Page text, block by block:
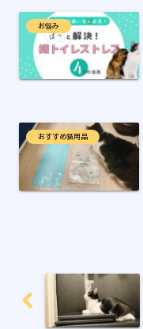
お悩み
おすすめ猫用品